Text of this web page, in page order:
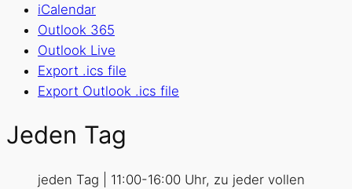
iCalendar
Outlook 365
Outlook Live
Export .ics file
Export Outlook .ics file
Jeden Tag
jeden Tag | 11:00-16:00 Uhr, zu jeder vollen